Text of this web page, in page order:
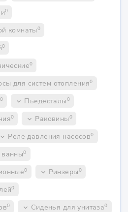
0
комнаты0
0
0
для систем отопления0
0 keyboard_arrow_down Пьедесталы0
0 keyboard_arrow_down Раковины0
keyboard_arrow_down Реле давления насосов0
ванны0
0 keyboard_arrow_down Ринзеры0
0
0 keyboard_arrow_down Сиденья для унитаза0